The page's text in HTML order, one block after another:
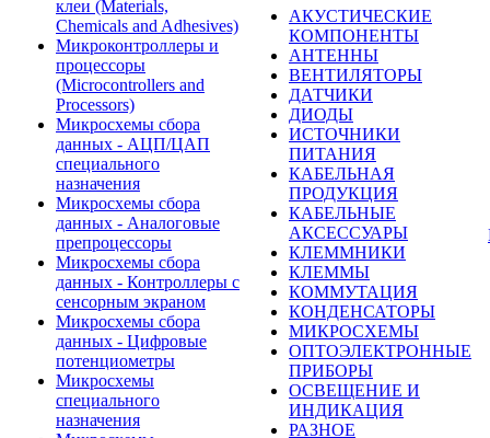
клеи (Materials,
Chemicals and Adhesives)
Микроконтроллеры и
процессоры
(Microcontrollers and
Processors)
Микросхемы сбора
данных - АЦП/ЦАП
специального
назначения
Микросхемы сбора
данных - Аналоговые
препроцессоры
Микросхемы сбора
данных - Контроллеры с
сенсорным экраном
Микросхемы сбора
данных - Цифровые
потенциометры
Микросхемы
специального
назначения
АКУСТИЧЕСКИЕ
КОМПОНЕНТЫ
АНТЕННЫ
ВЕНТИЛЯТОРЫ
ДАТЧИКИ
ДИОДЫ
ИСТОЧНИКИ
ПИТАНИЯ
КАБЕЛЬНАЯ
ПРОДУКЦИЯ
КАБЕЛЬНЫЕ
АКСЕССУАРЫ
КЛЕММНИКИ
КЛЕММЫ
КОММУТАЦИЯ
КОНДЕНСАТОРЫ
МИКРОСХЕМЫ
ОПТОЭЛЕКТРОННЫЕ
ПРИБОРЫ
ОСВЕЩЕНИЕ И
ИНДИКАЦИЯ
РАЗНОЕ